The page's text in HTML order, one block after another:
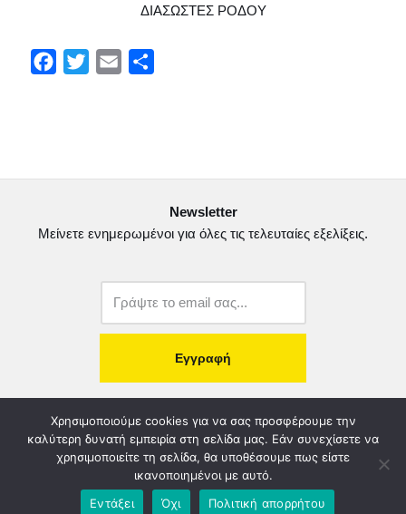
ΔΙΑΣΩΣΤΕΣ ΡΟΔΟΥ
k
ε
Newsletter
Μείνετε ενημερωμένοι για όλες τις τελευταίες εξελίξεις.
copyright@2022. Κατασκευή Ιστοσελίδας.
Λογοδοσία – Χρηστή Διαχείριση
Διοικητικό Συμβούλιο
Καταστατικό
Όροι & Πολιτικές
Πολιτική Απορρήτου
Χορηγοί
Χρησιμοποιούμε cookies για να σας προσφέρουμε την
καλύτερη δυνατή εμπειρία στη σελίδα μας. Εάν συνεχίσετε να
χρησιμοποιείτε τη σελίδα, θα υποθέσουμε πως είστε
ικανοποιημένοι με αυτό.
Εντάξει
Όχι Πολιτική απορρήτου